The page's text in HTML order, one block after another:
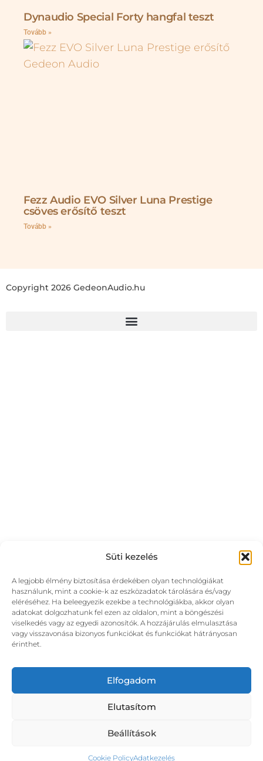
Süti kezelés
A legjobb élmény biztosítása érdekében olyan technológiákat
használunk, mint a cookie-k az eszközadatok tárolására és/vagy
eléréséhez. Ha beleegyezik ezekbe a technológiákba, akkor olyan
adatokat dolgozhatunk fel ezen az oldalon, mint a böngészési
viselkedés vagy az egyedi azonosítók. A hozzájárulás elmulasztása
vagy visszavonása bizonyos funkciókat és funkciókat hátrányosan
érinthet.
Elfogadom
Elutasítom
Beállítások
Cookie PolicyAdatkezelés
Dynaudio Special Forty hangfal teszt
Tovább »
Fezz Audio EVO Silver Luna Prestige
csöves erősítő teszt
Tovább »
Copyright 2026 GedeonAudio.hu